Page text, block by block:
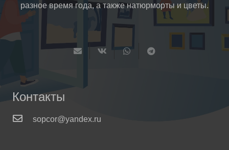
разное время года, а также натюрморты и цветы.
Контакты
sopcor@yandex.ru